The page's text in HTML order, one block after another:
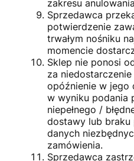
zakresu
Sprzedawca
potwierdzenie
trwałym nośniku
momencie
Sklep nie ponosi
za
opóźnienie w jego
w wyniku podania
niepełnego /
dostawy lub braku
danych
zamówienia.
Sprzedawca